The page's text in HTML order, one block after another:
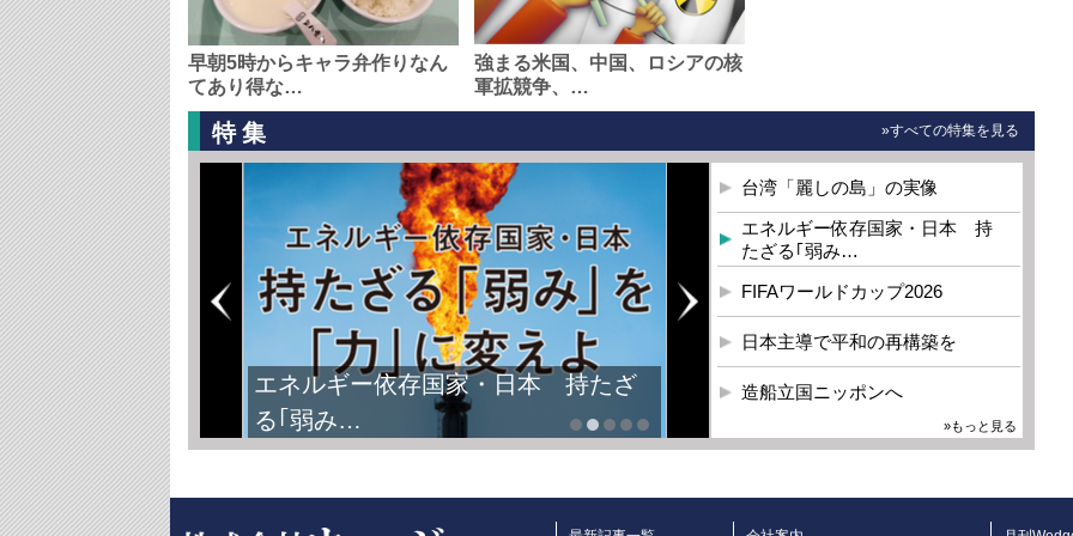
早朝5時からキャラ弁作りなん
てあり得な…
強まる米国、中国、ロシアの核
軍拡競争、…
特集 »すべての特集を見る
エネルギー依存国家・日本 持たざ
る｢弱み…
台湾「麗しの島」の実像
エネルギー依存国家・日本 持
たざる｢弱み…
FIFAワールドカップ2026
日本主導で平和の再構築を
造船立国ニッポンへ
»もっと見る